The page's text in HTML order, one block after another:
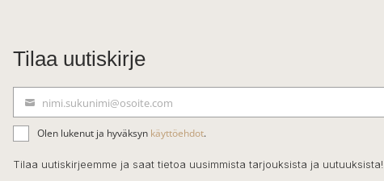
Tilaa uutiskirje
ä
h
k
nimi.sukunimi@osoite.com
Olen lukenut ja hyväksyn käyttöehdot.
Tilaa uutiskirjeemme ja saat tietoa uusimmista tarjouksista ja uutuuksista!